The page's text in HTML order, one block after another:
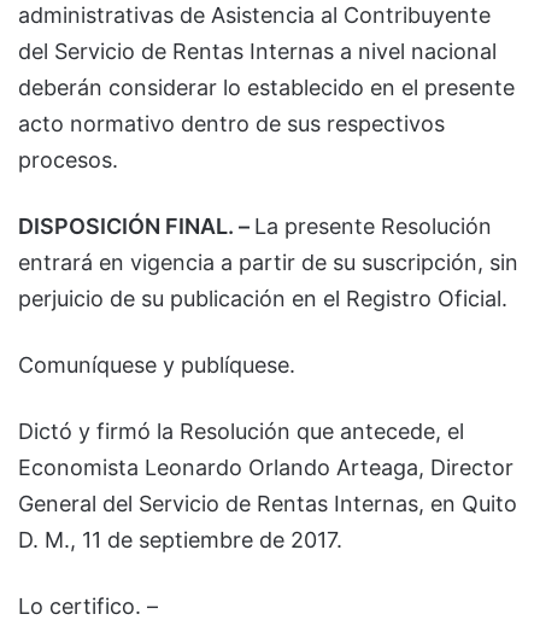
administrativas de Asistencia al Contribuyente
del Servicio de Rentas Internas a nivel nacional
deberán considerar lo establecido en el presente
acto normativo dentro de sus respectivos
procesos.
DISPOSICIÓN FINAL. – La presente Resolución
entrará en vigencia a partir de su suscripción, sin
perjuicio de su publicación en el Registro Oficial.
Comuníquese y publíquese.
Dictó y firmó la Resolución que antecede, el
Economista Leonardo Orlando Arteaga, Director
General del Servicio de Rentas Internas, en Quito
D. M., 11 de septiembre de 2017.
Lo certifico. –